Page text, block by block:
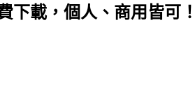
下載，個人、商用皆可！